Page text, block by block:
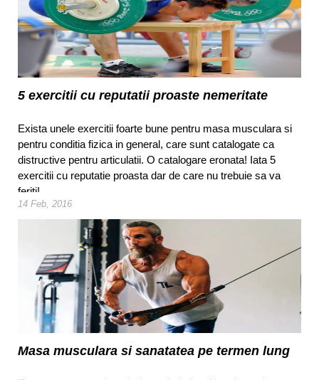
5 exercitii cu reputatii proaste nemeritate
Exista unele exercitii foarte bune pentru masa musculara si
pentru conditia fizica in general, care sunt catalogate ca
distructive pentru articulatii. O catalogare eronata! Iata 5
exercitii cu reputatie proasta dar de care nu trebuie sa va
feriti!
14 Feb, 2016
Masa musculara si sanatatea pe termen lung